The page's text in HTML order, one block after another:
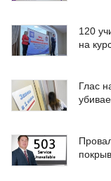
120
на
Глас